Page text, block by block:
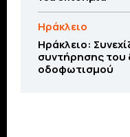
Ηράκλειο
Ηράκλειο:
συντήρησης του
οδοφωτισμού